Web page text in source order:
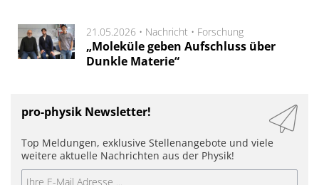
21.05.2026 • Nachricht • Forschung
„Moleküle geben Aufschluss über
Dunkle Materie“
pro-physik Newsletter!
Top Meldungen, exklusive Stellenangebote und viele
weitere aktuelle Nachrichten aus der Physik!